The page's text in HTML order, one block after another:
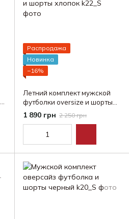
Распродажа
Новинка
−16%
Летний комплект мужской
футболки oversize и шорты
хлопок
1 890 грн 2 250 грн